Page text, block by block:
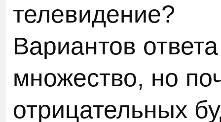
телевидение?
Вариантов
множество, но
отрицательных